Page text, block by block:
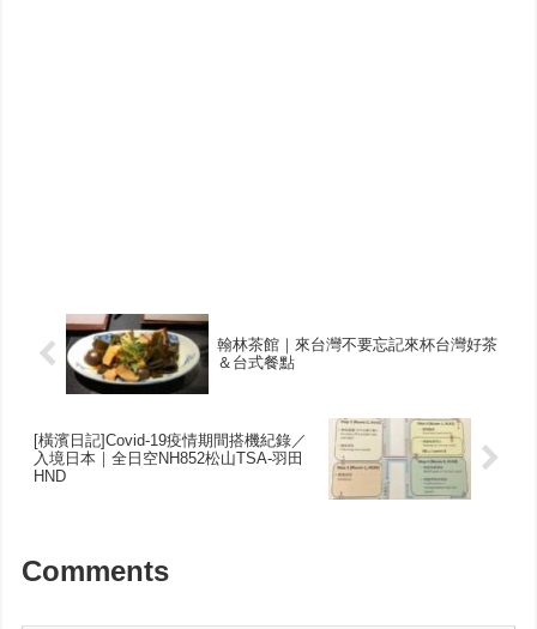
翰林茶館｜來台灣不要忘記來杯台灣好茶
＆台式餐點
[橫濱日記]Covid-19疫情期間搭機紀錄／
入境日本｜全日空NH852松山TSA-羽田
HND
Comments